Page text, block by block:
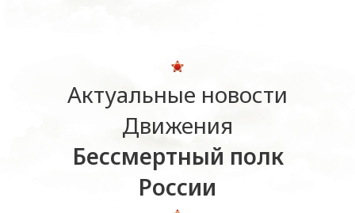
Актуальные новости
Движения
Бессмертный полк
России